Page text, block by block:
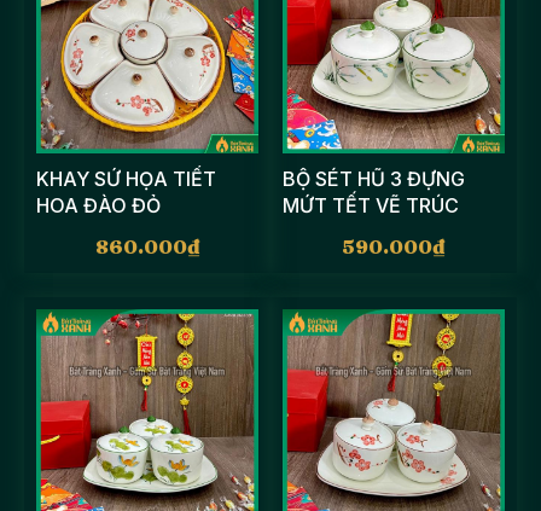
KHAY SỨ HỌA TIẾT
HOA ĐÀO ĐỎ
860.000₫
BỘ SÉT HŨ 3 ĐỰNG
MỨT TẾT VẼ TRÚC
590.000₫